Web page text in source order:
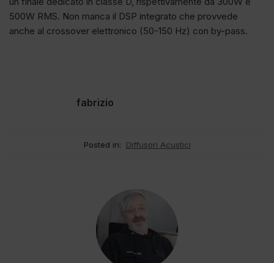
500W RMS. Non manca il DSP integrato che provvede
anche al crossover elettronico (50-150 Hz) con by-pass.
fabrizio
Posted in: Diffusori Acustici